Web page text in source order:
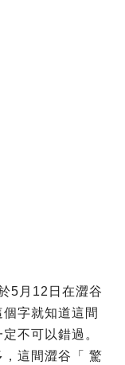
5月12日在澀谷
字就知道這間
不可以錯過。
這間澀谷「 驚